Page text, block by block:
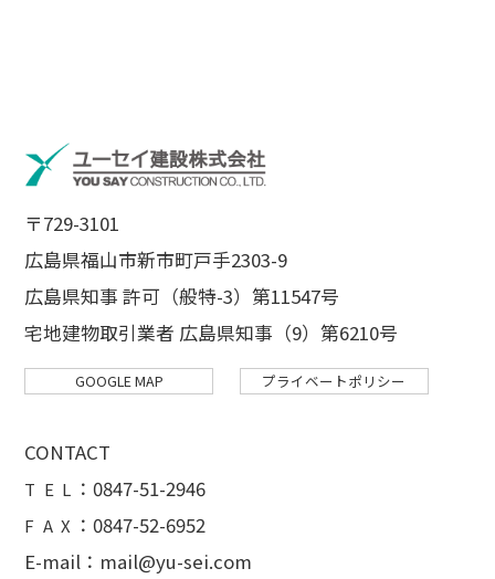
〒729-3101
広島県福山市新市町戸手2303-9
広島県知事 許可（般特-3）第11547号
宅地建物取引業者 広島県知事（9）第6210号
GOOGLE MAP プライベートポリシー
CONTACT
T E L ： 0847-51-2946
F A X ：0847-52-6952
E-mail：mail@yu-sei.com